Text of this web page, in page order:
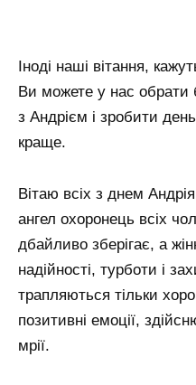
Іноді наші вітання,
Ви можете у нас обрати
з Андрієм і зробити
краще.
Вітаю всіх з днем
ангел охоронець всіх
дбайливо зберігає, а
надійності, турботи і
трапляються тільки
позитивні емоції,
мрії.